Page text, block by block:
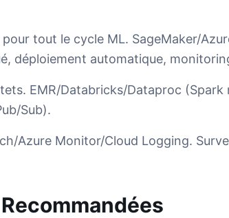
tout le cycle ML. SageMaker/
déploiement automatique,
EMR/Databricks/Dataproc (Spark
Sub).
Azure Monitor/Cloud Logging.